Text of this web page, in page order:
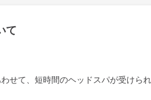
て
せて、短時間のヘッドスパが受けら